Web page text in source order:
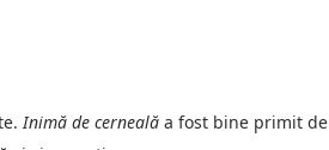
Inimă de cerneală a fost bine primit